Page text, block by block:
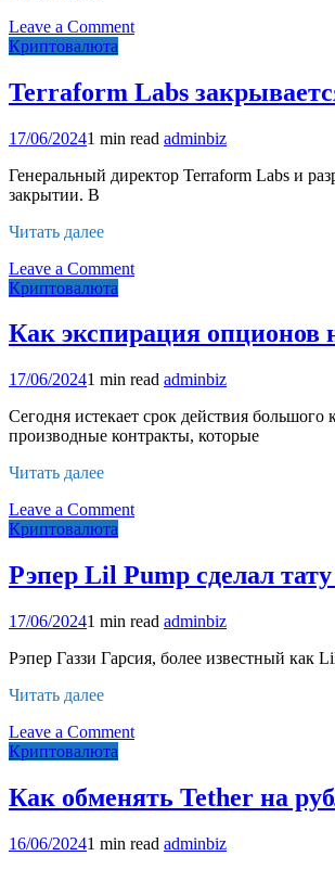
Leave a Commenton
взял
курс
исторический
и
Криптовалюта
Terraform Labs
17/06/20241 min read adminbiz
Генеральный директор Terraform Labs и
закрытии. В
Читать далее
Leave a Commenton
закрывается:
что
экосистему
Криптовалюта
Как экспирация опционов
17/06/20241 min read adminbiz
Сегодня истекает срок действия
производные контракты, которые
Читать далее
Leave a Commenton
опционов
на
млрд
на
Криптовалюта
Рэпер Lil Pump сделал
17/06/20241 min read adminbiz
Рэпер Газзи Гарсия, более известный как
Читать далее
Leave a Commenton
сделал
с
Криптовалюта
Как обменять Tether на
16/06/20241 min read adminbiz